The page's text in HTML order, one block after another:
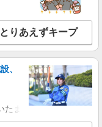
とりあえずキープ
、
たま市岩槻区・久喜市・